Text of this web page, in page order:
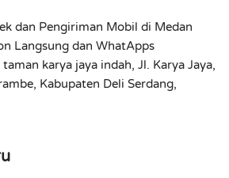
dan Pengiriman Mobil di Medan
Langsung dan WhatApps
karya jaya indah, Jl. Karya Jaya,
Kabupaten Deli Serdang,